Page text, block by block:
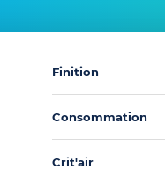
Finition
Consommation
Crit'air